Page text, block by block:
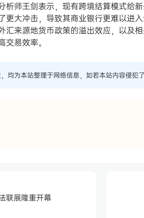
师王剑表示，现有跨境结算模式给
更大冲击，导致其商业银行更难以进
汇来源地货币政策的溢出效应，以及
易效率。
均为本站整理于网络信息，如若本站内容侵犯
联展隆重开幕